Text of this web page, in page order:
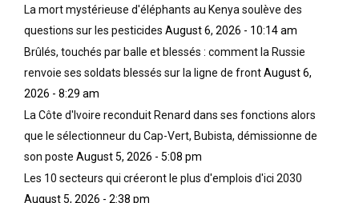
La mort mystérieuse d'éléphants au Kenya soulève des
questions sur les pesticides August 6, 2026 - 10:14 am
Brûlés, touchés par balle et blessés : comment la Russie
renvoie ses soldats blessés sur la ligne de frontAugust 6,
2026 - 8:29 am
La Côte d'Ivoire reconduit Renard dans ses fonctions alors
que le sélectionneur du Cap-Vert, Bubista, démissionne de
son poste August 5, 2026 - 5:08 pm
Les 10 secteurs qui créeront le plus d'emplois d'ici 2030
August 5, 2026 - 2:38 pm